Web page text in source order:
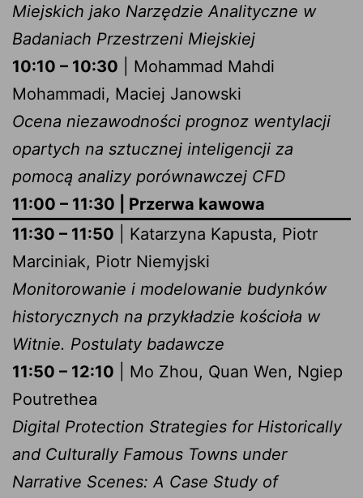
Miejskich jako Narzędzie Analityczne w
Badaniach Przestrzeni Miejskiej
10:10 – 10:30 | Mohammad Mahdi
Mohammadi, Maciej Janowski
Ocena niezawodności prognoz wentylacji
opartych na sztucznej inteligencji za
pomocą analizy porównawczej CFD
11:00 – 11:30 | Przerwa kawowa
11:30 – 11:50 | Katarzyna Kapusta, Piotr
Marciniak, Piotr Niemyjski
Monitorowanie i modelowanie budynków
historycznych na przykładzie kościoła w
Witnie. Postulaty badawcze
11:50 – 12:10 | Mo Zhou, Quan Wen, Ngiep
Poutrethea
Digital Protection Strategies for Historically
and Culturally Famous Towns under
Narrative Scenes: A Case Study of